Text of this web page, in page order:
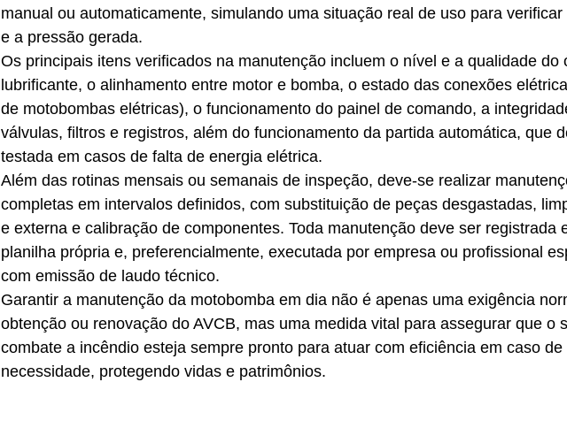
manual ou automaticamente, simulando uma situação real de uso para
e a pressão gerada.
Os principais itens verificados na manutenção incluem o nível e a qualidade do
lubrificante, o alinhamento entre motor e bomba, o estado das conexões
de motobombas elétricas), o funcionamento do painel de comando, a
válvulas, filtros e registros, além do funcionamento da partida automática, que
testada em casos de falta de energia elétrica.
Além das rotinas mensais ou semanais de inspeção, deve-se realizar
completas em intervalos definidos, com substituição de peças desgastadas,
e externa e calibração de componentes. Toda manutenção deve ser registrada
planilha própria e, preferencialmente, executada por empresa ou profissional
com emissão de laudo técnico.
Garantir a manutenção da motobomba em dia não é apenas uma exigência
obtenção ou renovação do AVCB, mas uma medida vital para assegurar que o
combate a incêndio esteja sempre pronto para atuar com eficiência em caso de
necessidade, protegendo vidas e patrimônios.